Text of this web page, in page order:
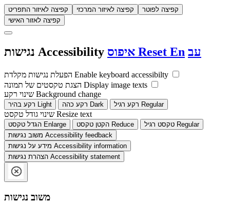
קפיצה לאיזור התפריט קפיצה לאיזור המרכזי
קפיצה לפוטר
קפיצה לאזור האישי
Accessibility Reset En עב
Enable keyboard accessibilty
Display image texts
Background change
Light Dark Regular
Resize text
Enlarge Reduce
Regular
Accessibility feedback
Accessibility information
Accessibility statement
משוב נגישות